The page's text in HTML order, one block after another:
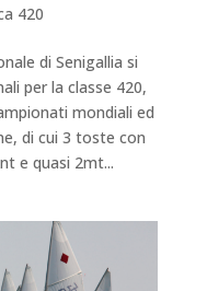
420
di Senigallia si
per la classe 420,
mondiali ed
di cui 3 toste con
e quasi 2mt...